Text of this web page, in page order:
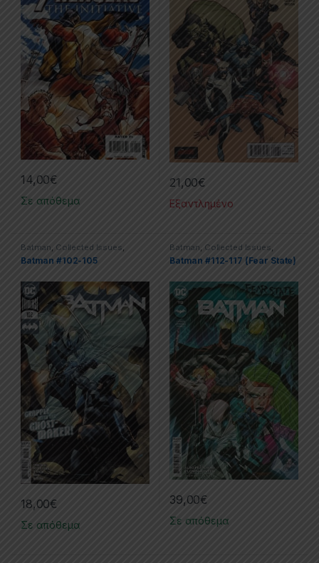
14,00€
Σε απόθεμα
21,00€
Εξαντλημένο
Batman, Collected Issues,
Comics DC
Batman #102-105
18,00€
Σε απόθεμα
Batman, Collected Issues,
Comics Dc , Justice League
Batman #112-117 (Fear State)
39,00€
Σε απόθεμα